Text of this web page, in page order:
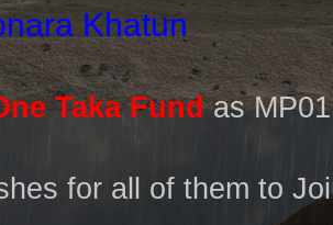
Khatun
Taka Fundas
for all of them to